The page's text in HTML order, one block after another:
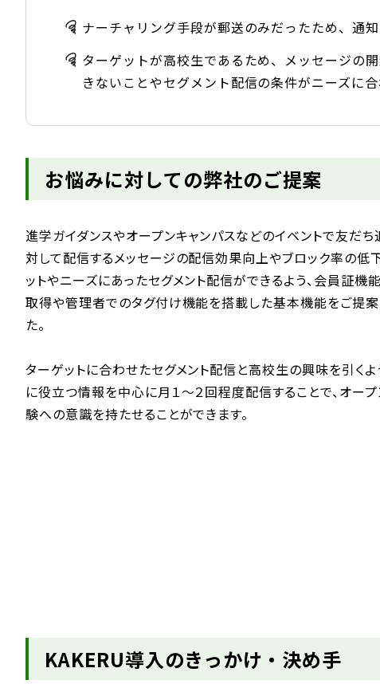
ナーチャリング手段が郵送のみだったため、通
ターゲットが高校生であるため、メッセージの
きないことやセグメント配信の条件がニーズに
お悩みに対しての弊社のご提案
進学ガイダンスやオープンキャンパスなどのイベントで友だ
対して配信するメッセージの配信効果向上やブロック率の低
ットやニーズにあったセグメント配信ができるよう、会員証機
取得や管理者でのタグ付け機能を搭載した基本機能をご提
た。
ターゲットに合わせたセグメント配信と高校生の興味を引く
に役立つ情報を中心に月１～２回程度配信することで、オープ
験への意識を持たせることができます。
KAKERU導入のきっかけ・決め手